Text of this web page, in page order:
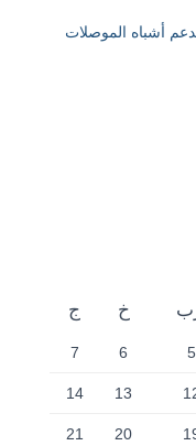
مليار دولار لدعم أشباه الموصلات
خ ج
5
6
7
13
14
20
21